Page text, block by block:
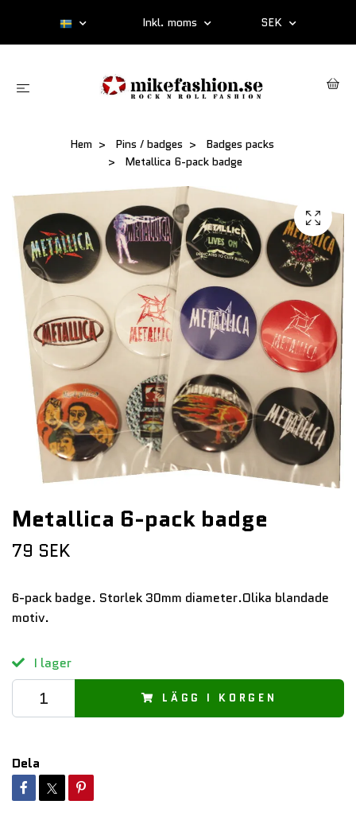
Inkl. moms SEK
Hem Pins / badges
Badges packs
Metallica 6-pack badge
Metallica 6-pack badge
79 SEK
6-pack badge. Storlek 30mm diameter.Olika blandade
motiv.
I lager
LÄGG I KORGEN
Dela